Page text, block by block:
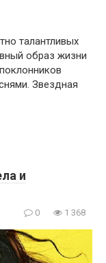
талантливых
образ жизни
Звездная
и
0 1 368